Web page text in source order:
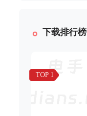
下载排行榜
TOP 1